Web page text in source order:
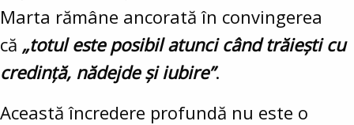
Marta rămâne ancorată în convingerea
că „totul este posibil atunci când trăiești cu
credință, nădejde și iubire”.
Această încredere profundă nu este o